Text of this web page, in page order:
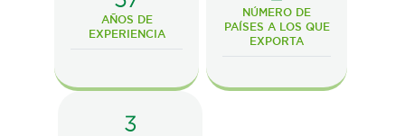
AÑOS DE
EXPERIENCIA
NÚMERO DE
PAÍSES A LOS QUE
EXPORTA
3